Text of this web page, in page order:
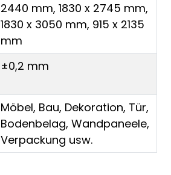
2440 mm, 1830 x 2745 mm,
1830 x 3050 mm, 915 x 2135
mm
±0,2 mm
Möbel, Bau, Dekoration, Tür,
Bodenbelag, Wandpaneele,
Verpackung usw.